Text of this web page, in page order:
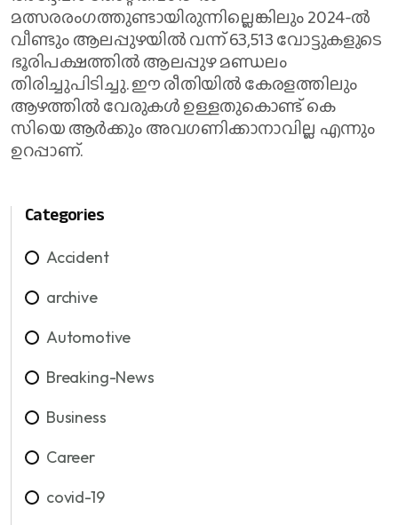
മത്സരരംഗത്തുണ്ടായിരുന്നില്ലെങ്കിലും 2024-ല്‍
വീണ്ടും ആലപ്പുഴയില്‍ വന്ന് 63,513 വോട്ടുകളുടെ
ഭൂരിപക്ഷത്തില്‍ ആലപ്പുഴ മണ്ഡലം
തിരിച്ചുപിടിച്ചു. ഈ രീതിയില്‍ കേരളത്തിലും
ആഴത്തില്‍ വേരുകള്‍ ഉള്ളതുകൊണ്ട് കെ
സിയെ ആര്‍ക്കും അവഗണിക്കാനാവില്ല എന്നും
ഉറപ്പാണ്.
Categories
Accident
archive
Automotive
Breaking-News
Business
Career
covid-19